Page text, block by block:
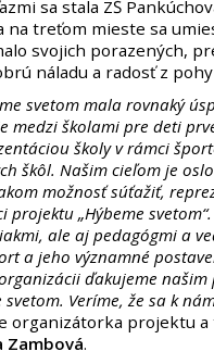
sa stala ZŠ
na treťom mieste sa
svojich porazených,
náladu a radosť z
svetom mala rovnaký
medzi školami pre deti
školy v rámci
škôl. Našim cieľom je
možnosť súťažiť,
„Hýbeme
ale aj pedagógmi a
a jeho významné
ďakujeme našim
Veríme, že sa k
organizátorka projektu
Zambová.